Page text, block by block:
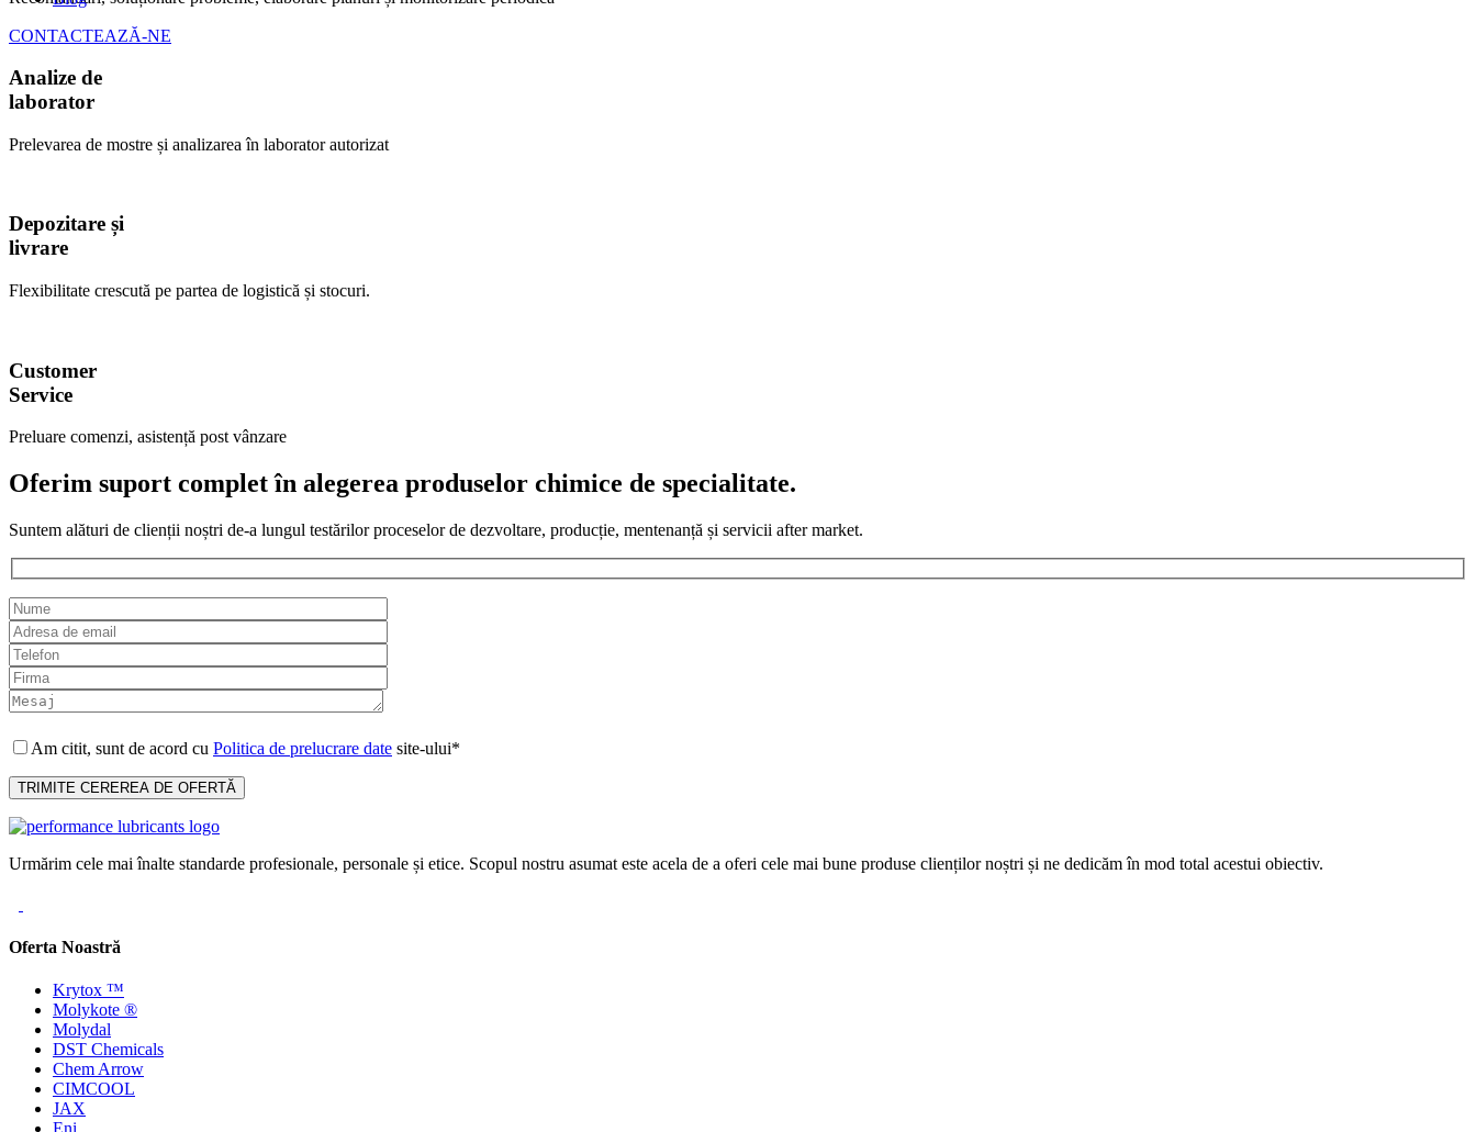
CONTACTEAZĂ-NE
Analize de
laborator
Prelevarea de mostre și analizarea în laborator autorizat
Depozitare și
livrare
Flexibilitate crescută pe partea de logistică și stocuri.
Customer
Service
Preluare comenzi, asistență post vânzare
Oferim suport complet în alegerea produselor chimice de specialitate.
Suntem alături de clienții noștri de-a lungul testărilor proceselor de dezvoltare, producție, mentenanță și servicii after market.
Am citit, sunt de acord cu Politica de prelucrare date site-ului*
Urmărim cele mai înalte standarde profesionale, personale și etice. Scopul nostru asumat este acela de a oferi cele mai bune produse clienților noștri și ne dedicăm în mod total acestui obiectiv.
Oferta Noastră
Krytox ™
Molykote ®
Molydal
DST Chemicals
Chem Arrow
CIMCOOL
JAX